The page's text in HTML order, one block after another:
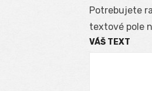
Potrebujete
textové pole
VÁŠ TEXT